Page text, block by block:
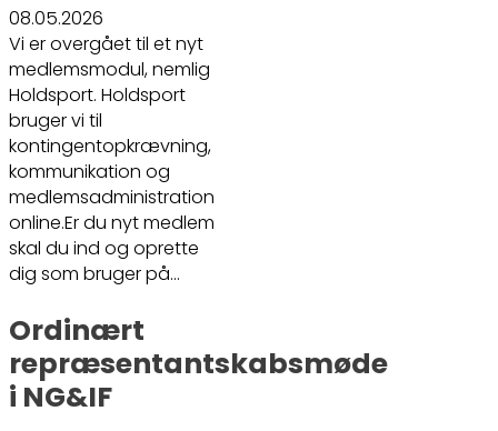
08.05.2026
Vi er overgået til et nyt
medlemsmodul, nemlig
Holdsport. Holdsport
bruger vi til
kontingentopkrævning,
kommunikation og
medlemsadministration
online.Er du nyt medlem
skal du ind og oprette
dig som bruger på…
Ordinært
repræsentantskabsmøde
i NG&IF